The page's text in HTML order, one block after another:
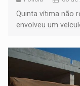
Quinta vítima não
envolveu um